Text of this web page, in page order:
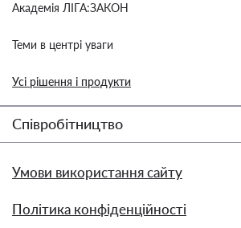
Академія ЛІГА:ЗАКОН
Теми в центрі уваги
Усі рішення і продукти
Співробітництво
Умови використання сайту
Політика конфіденційності